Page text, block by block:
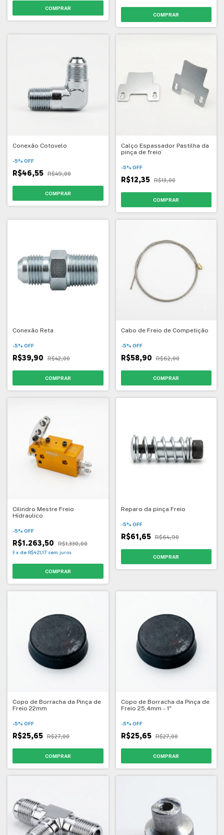
Conexão Cotovelo
-5% OFF
R$46,55 R$49,00
Calço Espassador Pastilha da
pinça de freio
-5% OFF
R$12,35 R$13,00
Conexão Reta
-5% OFF
R$39,90 R$42,00
Cabo de Freio de Competição
-5% OFF
R$58,90 R$62,00
Cilindro Mestre Freio
Hidraulico
-5% OFF
R$1.263,50 R$1.330,00
3 x de R$421,17 sem juros
Reparo da pinça Freio
-5% OFF
R$61,65 R$64,90
Copo de Borracha da Pinça de
Freio 22mm
-5% OFF
R$25,65 R$27,00
Copo de Borracha da Pinça de
Freio 25,4mm - 1"
-5% OFF
R$25,65 R$27,00